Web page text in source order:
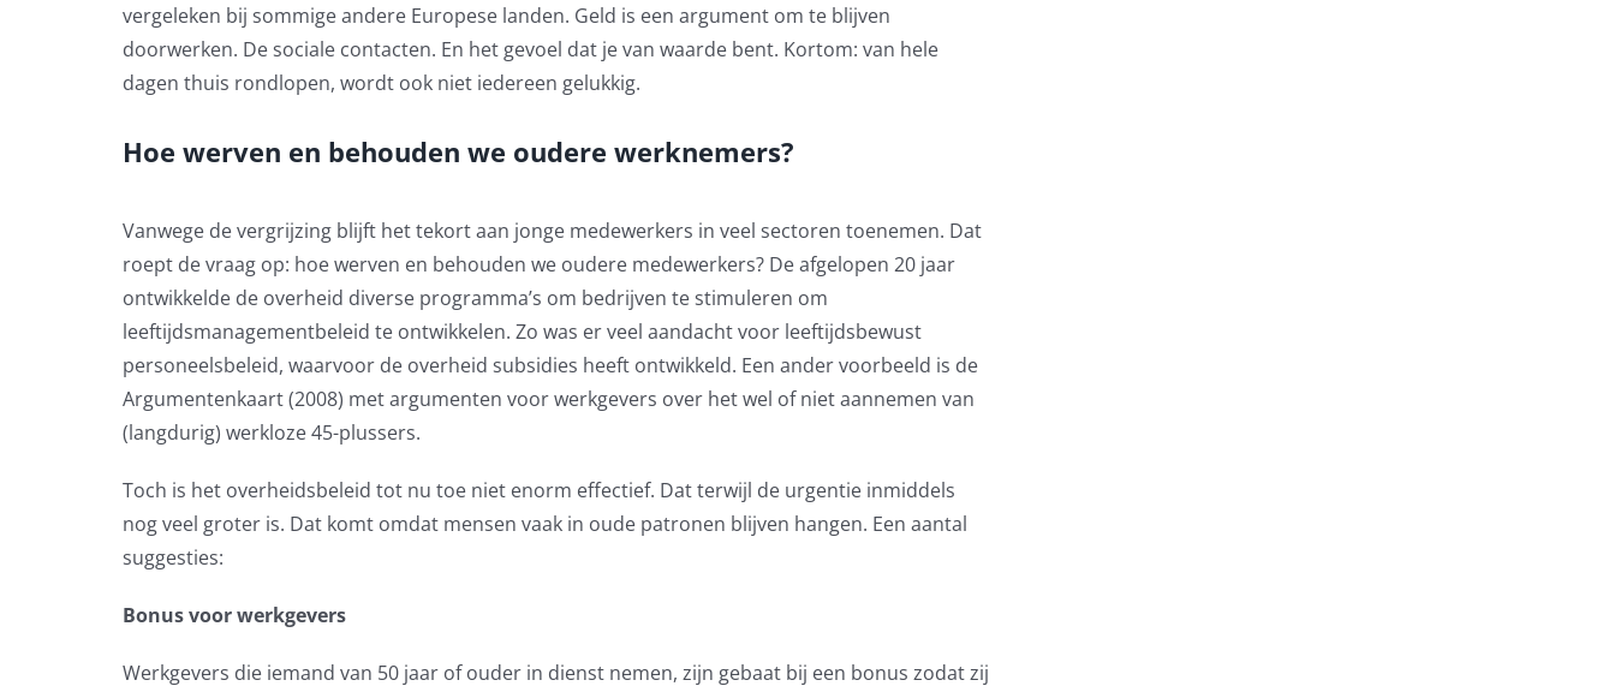
vergeleken bij sommige andere Europese landen. Geld is een argument om te blijven
doorwerken. De sociale contacten. En het gevoel dat je van waarde bent. Kortom: van hele
dagen thuis rondlopen, wordt ook niet iedereen gelukkig.
Hoe werven en behouden we oudere werknemers?
Vanwege de vergrijzing blijft het tekort aan jonge medewerkers in veel sectoren toenemen. Dat
roept de vraag op: hoe werven en behouden we oudere medewerkers? De afgelopen 20 jaar
ontwikkelde de overheid diverse programma’s om bedrijven te stimuleren om
leeftijdsmanagementbeleid te ontwikkelen. Zo was er veel aandacht voor leeftijdsbewust
personeelsbeleid, waarvoor de overheid subsidies heeft ontwikkeld. Een ander voorbeeld is de
Argumentenkaart (2008) met argumenten voor werkgevers over het wel of niet aannemen van
(langdurig) werkloze 45-plussers.
Toch is het overheidsbeleid tot nu toe niet enorm effectief. Dat terwijl de urgentie inmiddels
nog veel groter is. Dat komt omdat mensen vaak in oude patronen blijven hangen. Een aantal
suggesties:
Bonus voor werkgevers
Werkgevers die iemand van 50 jaar of ouder in dienst nemen, zijn gebaat bij een bonus zodat zij